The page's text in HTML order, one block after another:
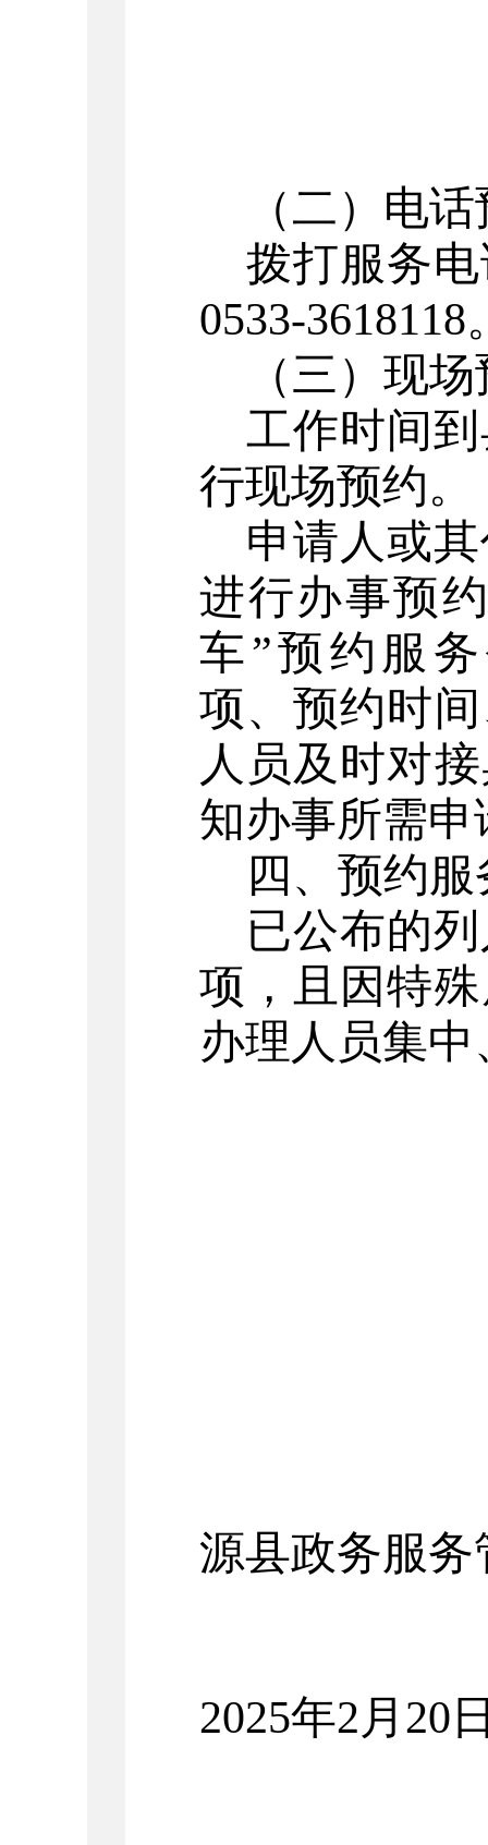
（二） 电话
拨打服务
0533-3618118
（三） 现场
工作时间
行现场预约。
申请人或
进行办事预
车”预约服
项、预约时
人员及时对
知办事所需申
四、 预约服
已公布的
项，且因特
办理人员集
源县政务服
2025年2 月 20